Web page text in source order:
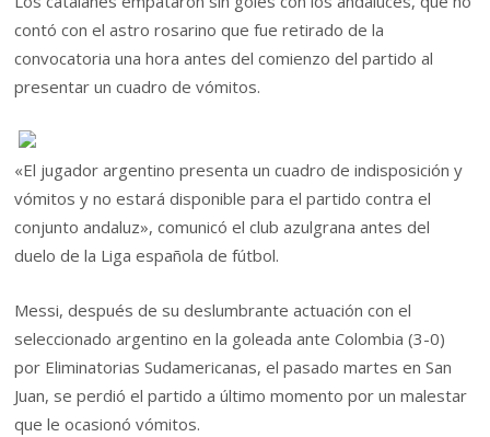
contó con el astro rosarino que fue retirado de la
convocatoria una hora antes del comienzo del partido al
presentar un cuadro de vómitos.
«El jugador argentino presenta un cuadro de indisposición y
vómitos y no estará disponible para el partido contra el
conjunto andaluz», comunicó el club azulgrana antes del
duelo de la Liga española de fútbol.
Messi, después de su deslumbrante actuación con el
seleccionado argentino en la goleada ante Colombia (3-0)
por Eliminatorias Sudamericanas, el pasado martes en San
Juan, se perdió el partido a último momento por un malestar
que le ocasionó vómitos.